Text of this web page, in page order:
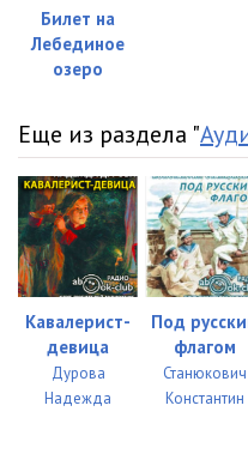
Билет на
Лебединое
озеро
Еще из раздела "
Кавалерист-
девица
Дурова
Надежда
Под
флагом
Станюкович
Константин